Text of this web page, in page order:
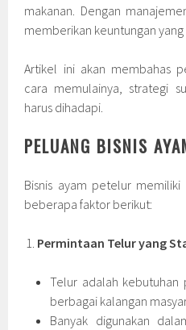
makanan. Dengan
memberikan keuntungan
Artikel ini akan membahas
cara memulainya, strategi
harus dihadapi.
PELUANG BISNIS
Bisnis ayam petelur
beberapa faktor berikut:
Permintaan Telur yang
Telur adalah kebutuhan
berbagai kalangan
Banyak digunakan